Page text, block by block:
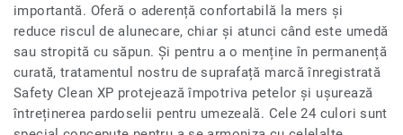
importantă. Oferă o aderență confortabilă la mers și
reduce riscul de alunecare, chiar și atunci când este umedă
sau stropită cu săpun. Și pentru a o menține în permanență
curată, tratamentul nostru de suprafață marcă înregistrată
Safety Clean XP protejează împotriva petelor și ușurează
întreținerea pardoselii pentru umezeală. Cele 24 culori sunt